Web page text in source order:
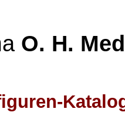
O. H.